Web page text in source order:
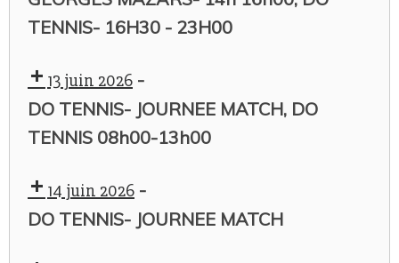
TENNIS- 16H30 - 23H00
13 juin 2026 -
DO TENNIS- JOURNEE MATCH, DO
TENNIS 08h00-13h00
14 juin 2026 -
DO TENNIS- JOURNEE MATCH